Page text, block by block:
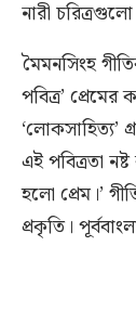
নারী
মৈমনসিংহ
পবিত্র’
‘লোকসাহিত্য’
এই পবিত্রতা
হলো প্রেম।’
প্রকৃতি।